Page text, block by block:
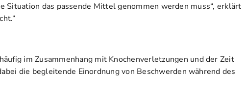
Situation das passende Mittel genommen werden muss“, erklärt
im Zusammenhang mit Knochenverletzungen und der Zeit
die begleitende Einordnung von Beschwerden während des